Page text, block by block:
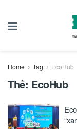
Home Tag EcoHub
Thẻ: EcoHub